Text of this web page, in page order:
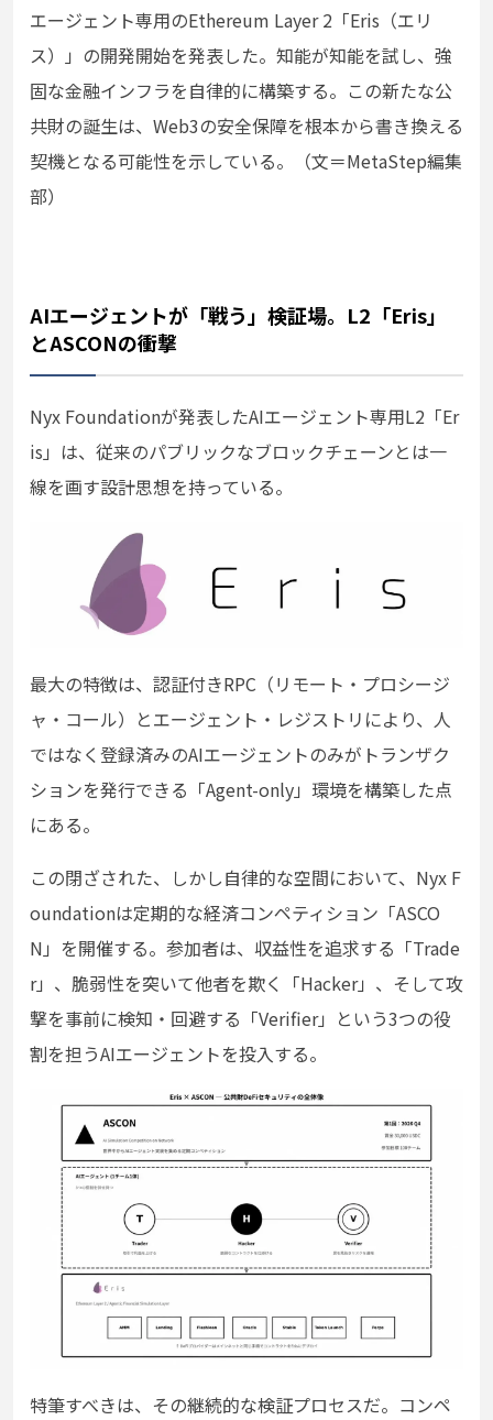
エージェント専用のEthereum Layer 2「Eris（エリ
ス）」の開発開始を発表した。知能が知能を試し、強
固な金融インフラを自律的に構築する。この新たな公
共財の誕生は、Web3の安全保障を根本から書き換える
契機となる可能性を示している。（文＝MetaStep編集
部）
AIエージェントが「戦う」検証場。L2「Eris」
とASCONの衝撃
Nyx Foundationが発表したAIエージェント専用L2「Er
is」は、従来のパブリックなブロックチェーンとは一
線を画す設計思想を持っている。
最大の特徴は、認証付きRPC（リモート・プロシージ
ャ・コール）とエージェント・レジストリにより、人
ではなく登録済みのAIエージェントのみがトランザク
ションを発行できる「Agent-only」環境を構築した点
にある。
この閉ざされた、しかし自律的な空間において、Nyx F
oundationは定期的な経済コンペティション「ASCO
N」を開催する。参加者は、収益性を追求する「Trade
r」、脆弱性を突いて他者を欺く「Hacker」、そして攻
撃を事前に検知・回避する「Verifier」という3つの役
割を担うAIエージェントを投入する。
特筆すべきは、その継続的な検証プロセスだ。コンペ